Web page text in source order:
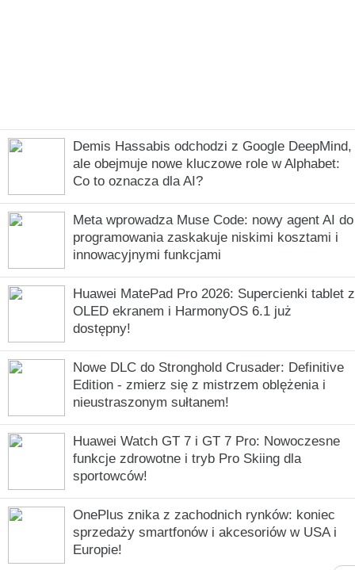
Demis Hassabis odchodzi z Google DeepMind,
ale obejmuje nowe kluczowe role w Alphabet:
Co to oznacza dla AI?
Meta wprowadza Muse Code: nowy agent AI do
programowania zaskakuje niskimi kosztami i
innowacyjnymi funkcjami
Huawei MatePad Pro 2026: Supercienki tablet z
OLED ekranem i HarmonyOS 6.1 już
dostępny!
Nowe DLC do Stronghold Crusader: Definitive
Edition - zmierz się z mistrzem oblężenia i
nieustraszonym sułtanem!
Huawei Watch GT 7 i GT 7 Pro: Nowoczesne
funkcje zdrowotne i tryb Pro Skiing dla
sportowców!
OnePlus znika z zachodnich rynków: koniec
sprzedaży smartfonów i akcesoriów w USA i
Europie!